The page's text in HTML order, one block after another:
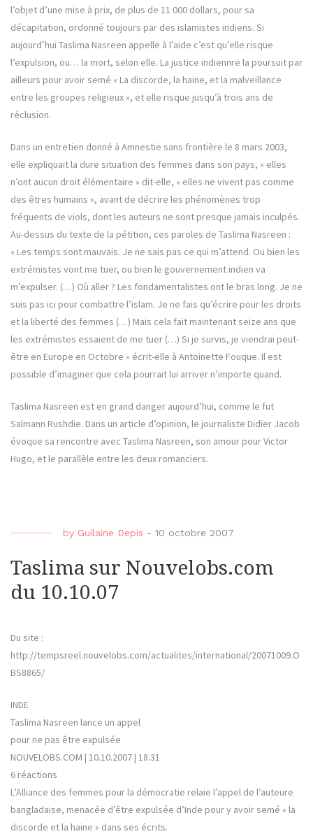
l’objet d’une mise à prix, de plus de 11 000 dollars, pour sa
décapitation, ordonné toujours par des islamistes indiens. Si
aujourd’hui Taslima Nasreen appelle à l’aide c’est qu’elle risque
l’expulsion, ou… la mort, selon elle. La justice indiennre la poursuit par
ailleurs pour avoir semé « La discorde, la haine, et la malveillance
entre les groupes religieux », et elle risque jusqu’à trois ans de
réclusion.
Dans un entretien donné à Amnestie sans frontière le 8 mars 2003,
elle expliquait la dure situation des femmes dans son pays, « elles
n’ont aucun droit élémentaire » dit-elle, « elles ne vivent pas comme
des êtres humains », avant de décrire les phénomènes trop
fréquents de viols, dont les auteurs ne sont presque jamais inculpés.
Au-dessus du texte de la pétition, ces paroles de Taslima Nasreen :
« Les temps sont mauvais. Je ne sais pas ce qui m’attend. Ou bien les
extrémistes vont me tuer, ou bien le gouvernement indien va
m’expulser. (…) Où aller ? Les fondamentalistes ont le bras long. Je ne
suis pas ici pour combattre l’islam. Je ne fais qu’écrire pour les droits
et la liberté des femmes (…) Mais cela fait maintenant seize ans que
les extrémistes essaient de me tuer (…) Si je survis, je viendrai peut-
être en Europe en Octobre » écrit-elle à Antoinette Fouque. Il est
possible d’imaginer que cela pourrait lui arriver n’importe quand.
Taslima Nasreen est en grand danger aujourd’hui, comme le fut
Salmann Rushdie. Dans un article d’opinion, le journaliste Didier Jacob
évoque sa rencontre avec Taslima Nasreen, son amour pour Victor
Hugo, et le parallèle entre les deux romanciers.
by Guilaine Depis - 10 octobre 2007
Taslima sur Nouvelobs.com
du 10.10.07
Du site :
http://tempsreel.nouvelobs.com/actualites/international/20071009.O
BS8865/
INDE
Taslima Nasreen lance un appel
pour ne pas être expulsée
NOUVELOBS.COM | 10.10.2007 | 18:31
6 réactions
L’Alliance des femmes pour la démocratie relaie l’appel de l’auteure
bangladaise, menacée d’être expulsée d’Inde pour y avoir semé « la
discorde et la haine » dans ses écrits.